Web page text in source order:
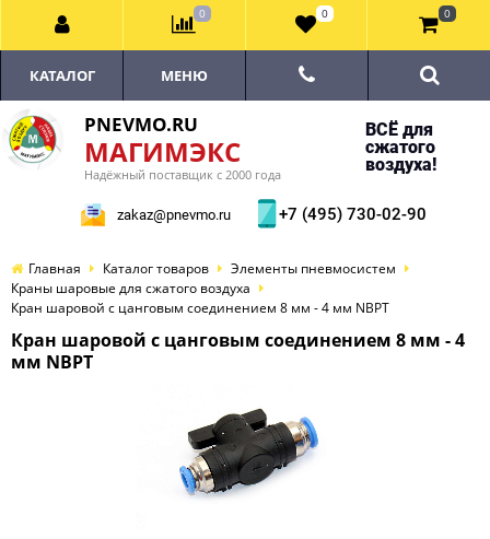
PNEVMO.RU
МАГИМЭКС
Надёжный поставщик с 2000 года
ВСЁ для
сжатого
воздуха!
zakaz@pnevmo.ru +7 (495) 730-02-90
КАТАЛОГ МЕНЮ
Главная Каталог товаров
Элементы пневмосистем
Краны шаровые для сжатого воздуха
Кран шаровой с цанговым соединением 8 мм - 4 мм NBPT
Кран шаровой с цанговым соединением 8 мм - 4
мм NBPT
0 0 0